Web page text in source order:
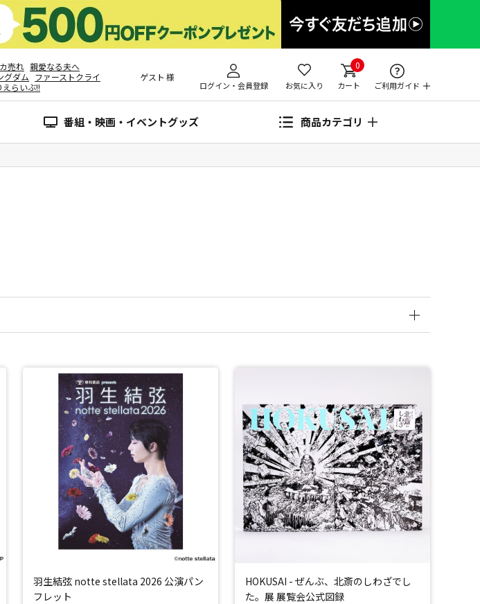
売れ 親愛なる夫へ
グダム ファーストクライ
らいぶ!!
ゲスト 様
ログイン・会員登録 お気に入り
0
カート ご利用ガイド
番組・映画・イベントグッズ 商品カテゴリ
羽生結弦 notte stellata 2026 公演パン
フレット
HOKUSAI - ぜんぶ、北斎のしわざでし
た。展 展覧会公式図録